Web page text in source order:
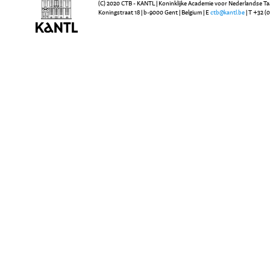
(C) 2020 CTB - KANTL | Koninklijke Academie voor Nederlandse
Koningstraat 18 | b-9000 Gent | Belgium | E ctb@kantl.be | T +32